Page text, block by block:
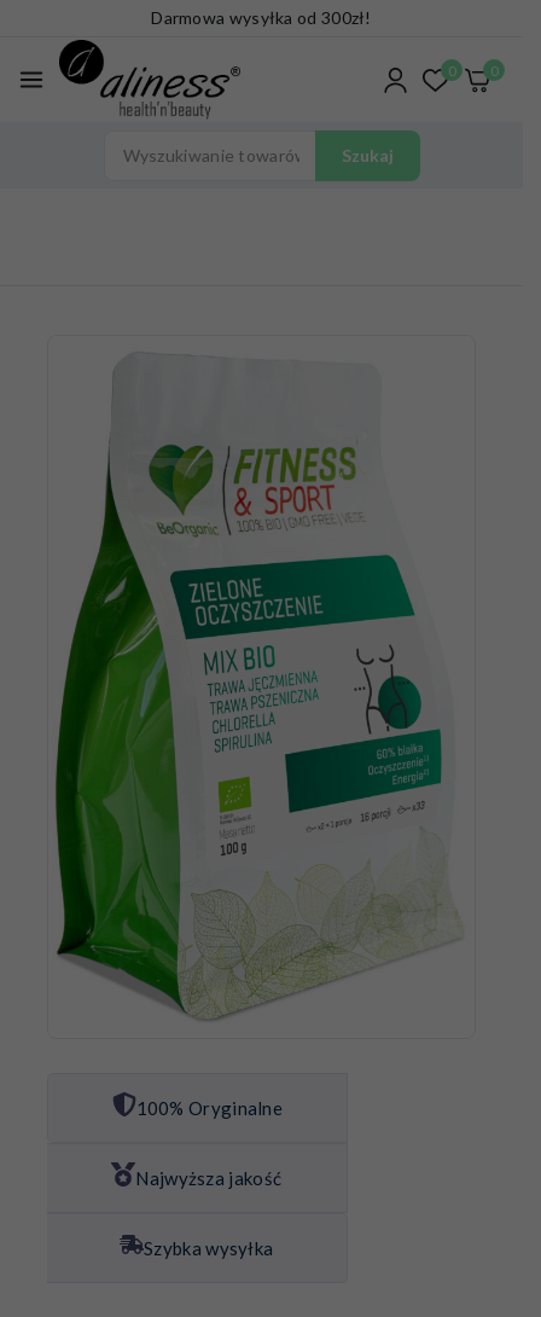
Darmowa wysyłka od 300zł!
0 0
Szukaj
100% Oryginalne
Najwyższa jakość
Szybka wysyłka